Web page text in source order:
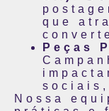
que
Peças
Nossa